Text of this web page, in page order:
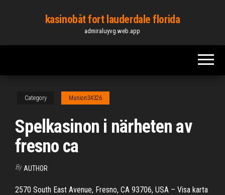
content
kasinobåt fort lauderdale florida
admiraluyvg.web.app
Category Munion34326
Spelkasinon i närheten av
fresno ca
By AUTHOR
2570 South East Avenue, Fresno, CA 93706, USA – Visa karta